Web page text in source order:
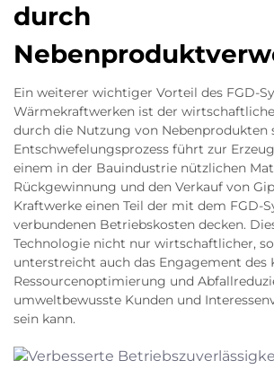
durch
Ein weiterer wichtiger Vorteil des FGD-
Wärmekraftwerken ist der
durch die Nutzung von Nebenprodukten
Entschwefelungsprozess führt zur
einem in der Bauindustrie nützlichen
Rückgewinnung und den Verkauf von
Kraftwerke einen Teil der mit dem FGD-
verbundenen Betriebskosten decken.
Technologie nicht nur wirtschaftlicher,
unterstreicht auch das Engagement des
Ressourcenoptimierung und
umweltbewusste Kunden und
sein kann.